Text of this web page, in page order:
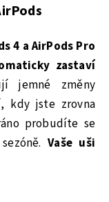
4 a AirPods Pro
zastaví
jemné změny
kdy jste zrovna
probudíte se
Vaše uši